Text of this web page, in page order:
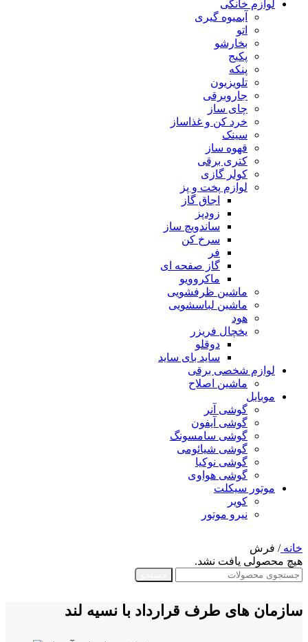
لوازم خانگی
آبمیوه گیری
اتو
بخارشو
پکیج
پنکه
تلویزیون
جاروبرقی
چای ساز
خرد کن و غذاساز
سینک
قهوه ساز
کتری برقی
کولر گازی
لوازم پخت و پز
اجاق گاز
زودپز
ساندویچ ساز
سرخ کن
فر
گاز صفحه ای
ماکروویو
ماشین ظرفشویی
ماشین لباسشویی
هود
یخچال فریزر
دوقلو
ساید بای ساید
لوازم شخصی برقی
ماشین اصلاح
موبایل
گوشی آنر
گوشی آیفون
گوشی سامسونگ
گوشی شیائومی
گوشی نوکیا
گوشی هواوی
موتور سیکلت
کویر
نیرو موتور
خانه/ فرش
هیچ محصولی یافت نشد.
سازمان های طرف قرارداد با نسیه لند